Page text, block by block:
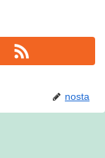
nosta